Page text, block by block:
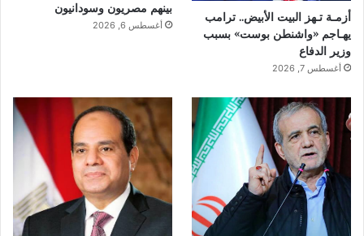
أزمـة تـهز البيت الأبيض.. ترامب
يهـاجم «واشنطن بوست» بسبب
وزير الدفاع
أغسطس 7, 2026
بينهم مصريون وسودانيون
أغسطس 6, 2026